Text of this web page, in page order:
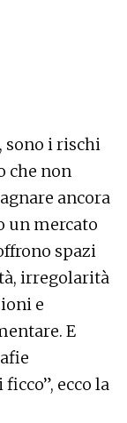
sono i rischi
che non
ancora
un mercato
spazi
irregolarità
e
E
ecco la